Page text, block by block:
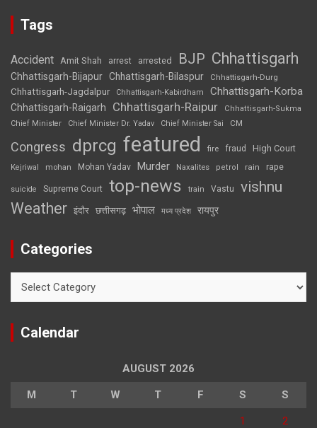
Tags
Accident Amit Shah arrest arrested BJP Chhattisgarh
Chhattisgarh-Bijapur Chhattisgarh-Bilaspur Chhattisgarh-Durg
Chhattisgarh-Jagdalpur Chhattisgarh-Kabirdham Chhattisgarh-Korba
Chhattisgarh-Raigarh Chhattisgarh-Raipur
Chhattisgarh-Sukma
Chief Minister
Chief Minister Dr. Yadav Chief Minister Sai CM
Congress dprcg featured fire fraud High Court
Kejriwal mohan Mohan Yadav Murder Naxalites petrol rain rape
suicide Supreme Court top-news train Vastu vishnu
Weather इंदौर छत्तीसगढ़ भोपाल मध्य प्रदेश रायपुर
Categories
Calendar
AUGUST 2026
M T W T F S S
1 2